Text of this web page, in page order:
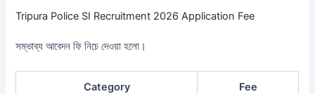
Tripura Police SI Recruitment 2026 Application Fee
সম্ভাব্য আবেদন ফি নিচে দেওয়া হলো।
Category Fee